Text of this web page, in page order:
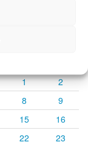
1
2
8
9
15
16
22
23